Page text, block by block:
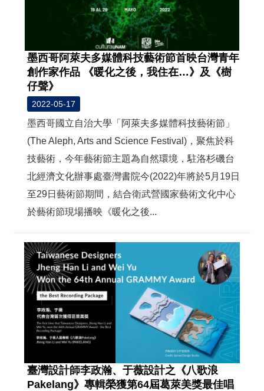
墨西哥阿萊夫多媒體科技藝術節首映台灣青年
創作家作品 《暖化之後，我住在…》及《樹
仔聲》
2022-05-17
墨西哥國立自治大學「阿萊夫多媒體科技藝術節」
(The Aleph, Arts and Science Festival)，聚焦於科
技藝術，今年藝術節主題為自然環境，駐洛杉磯台
北經濟文化辦事處臺灣書院今(2022)年將於5月19日
至29日藝術節期間，結合衛武營國家藝術文化中心
於藝術節現場播映《暖化之後...
臺灣設計師李政瀚、于薇設計之《八歌浪
Pakelang》專輯榮獲第64屆葛萊美獎最佳唱